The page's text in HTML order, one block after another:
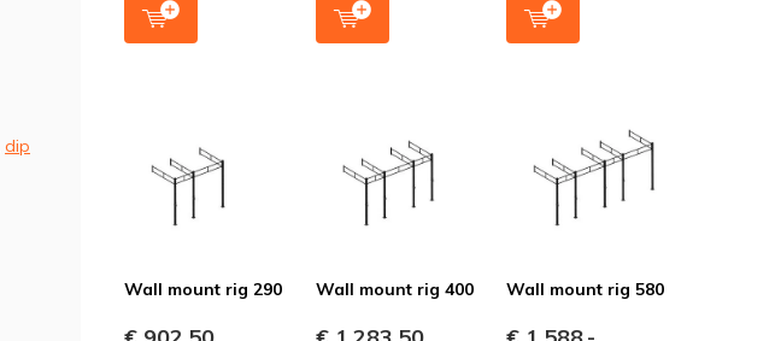
dip
Wall mount rig 290 Wall mount rig 400 Wall mount rig 580